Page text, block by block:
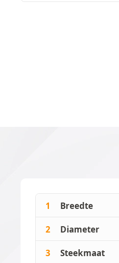
1 Breedte
2 Diameter
3 Steekmaat